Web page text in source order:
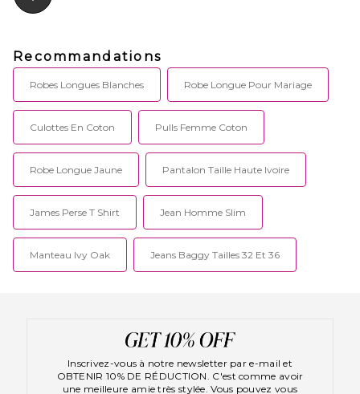
Recommandations
Robes Longues Blanches Robe Longue Pour Mariage
Culottes En Coton Pulls Femme Coton
Robe Longue Jaune Pantalon Taille Haute Ivoire
James Perse T Shirt Jean Homme Slim
Manteau Ivy Oak Jeans Baggy Tailles 32 Et 36
Inscrivez-vous à notre newsletter par e-mail et
OBTENIR 10% DE RÉDUCTION. C'est comme avoir
une meilleure amie très stylée. Vous pouvez vous